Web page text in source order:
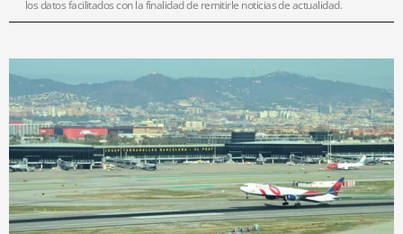
los datos facilitados con la finalidad de remitirle noticias de actualidad.